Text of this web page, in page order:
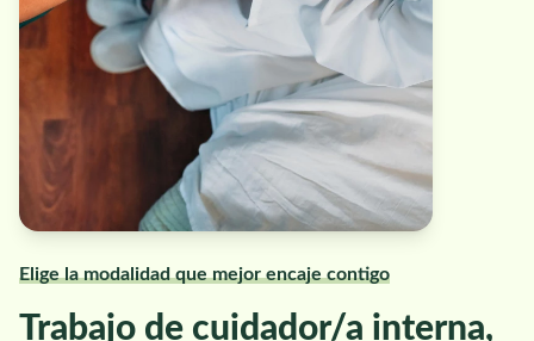
Elige la modalidad que mejor encaje contigo
Trabajo de cuidador/a interna,